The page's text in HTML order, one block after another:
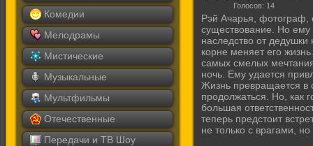
Комедии
Мелодрамы
Мистические
Музыкальные
Мультфильмы
Отечественные
Передачи и ТВ Шоу
Голосов: 14
Рэй Ачарья, фотограф,
существование. Но ему
наследство от
корне меняет его
самых смелых
ночь. Ему удается
Жизнь превращается в
продолжаться. Но, как
большая
теперь предстоит
не только с врагами,